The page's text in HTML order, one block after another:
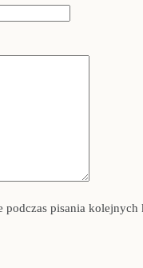
podczas pisania kolejnych